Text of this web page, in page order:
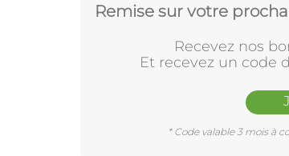
Remise sur votre
Recevez nos
Et recevez un code
* Code valable 3 mois à